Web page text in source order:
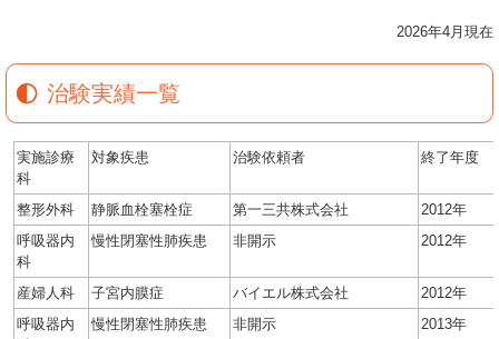
2026年4月現在
治験実績一覧
実施診療
科
対象疾患 治験依頼者 終了年度
整形外科 静脈血栓塞栓症 第一三共株式会社
2012年
呼吸器内
科
慢性閉塞性肺疾患 非開示 2012年
産婦人科 子宮内膜症 バイエル株式会社
2012年
呼吸器内
慢性閉塞性肺疾患 非開示 2013年